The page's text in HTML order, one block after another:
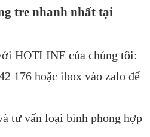
tre nhanh nhất tại
HOTLINE của chúng tôi:
176 hoặc ibox vào zalo để
tư vấn loại bình phong hợp